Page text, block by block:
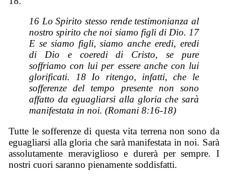
16 Lo Spirito stesso rende testimonianza al
nostro spirito che noi siamo figli di Dio. 17
E se siamo figli, siamo anche eredi, eredi
di Dio e coeredi di Cristo, se pure
soffriamo con lui per essere anche con lui
glorificati. 18 Io ritengo, infatti, che le
sofferenze del tempo presente non sono
affatto da eguagliarsi alla gloria che sarà
manifestata in noi. (Romani 8:16-18)
Tutte le sofferenze di questa vita terrena non sono da
eguagliarsi alla gloria che sarà manifestata in noi. Sarà
assolutamente meraviglioso e durerà per sempre. I
nostri cuori saranno pienamente soddisfatti.